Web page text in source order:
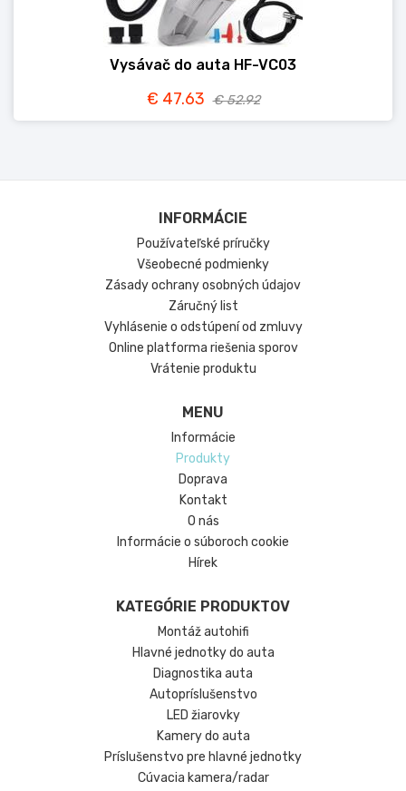
Vysávač do auta HF-VC03
€ 47.63 € 52.92
INFORMÁCIE
Používateľské príručky
Všeobecné podmienky
Zásady ochrany osobných údajov
Záručný list
Vyhlásenie o odstúpení od zmluvy
Online platforma riešenia sporov
Vrátenie produktu
MENU
Informácie
Produkty
Doprava
Kontakt
O nás
Informácie o súboroch cookie
Hírek
KATEGÓRIE PRODUKTOV
Montáž autohifi
Hlavné jednotky do auta
Diagnostika auta
Autopríslušenstvo
LED žiarovky
Kamery do auta
Príslušenstvo pre hlavné jednotky
Cúvacia kamera/radar